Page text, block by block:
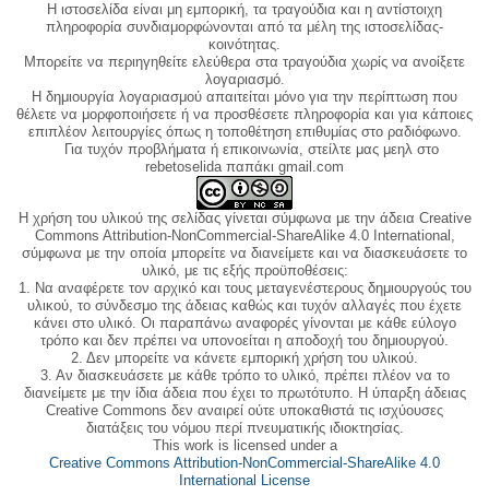
Η ιστοσελίδα είναι μη εμπορική, τα τραγούδια και η αντίστοιχη
πληροφορία συνδιαμορφώνονται από τα μέλη της ιστοσελίδας-
κοινότητας.
Μπορείτε να περιηγηθείτε ελεύθερα στα τραγούδια χωρίς να ανοίξετε
λογαριασμό.
Η δημιουργία λογαριασμού απαιτείται μόνο για την περίπτωση που
θέλετε να μορφοποιήσετε ή να προσθέσετε πληροφορία και για κάποιες
επιπλέον λειτουργίες όπως η τοποθέτηση επιθυμίας στο ραδιόφωνο.
Για τυχόν προβλήματα ή επικοινωνία, στείλτε μας μεηλ στο
rebetoselida παπάκι gmail.com
Η χρήση του υλικού της σελίδας γίνεται σύμφωνα με την άδεια Creative
Commons Attribution-NonCommercial-ShareAlike 4.0 International,
σύμφωνα με την οποία μπορείτε να διανείμετε και να διασκευάσετε το
υλικό, με τις εξής προϋποθέσεις:
1. Να αναφέρετε τον αρχικό και τους μεταγενέστερους δημιουργούς του
υλικού, το σύνδεσμο της άδειας καθώς και τυχόν αλλαγές που έχετε
κάνει στο υλικό. Οι παραπάνω αναφορές γίνονται με κάθε εύλογο
τρόπο και δεν πρέπει να υπονοείται η αποδοχή του δημιουργού.
2. Δεν μπορείτε να κάνετε εμπορική χρήση του υλικού.
3. Αν διασκευάσετε με κάθε τρόπο το υλικό, πρέπει πλέον να το
διανείμετε με την ίδια άδεια που έχει το πρωτότυπο. Η ύπαρξη άδειας
Creative Commons δεν αναιρεί ούτε υποκαθιστά τις ισχύουσες
διατάξεις του νόμου περί πνευματικής ιδιοκτησίας.
This work is licensed under a
Creative Commons Attribution-NonCommercial-ShareAlike 4.0
International License